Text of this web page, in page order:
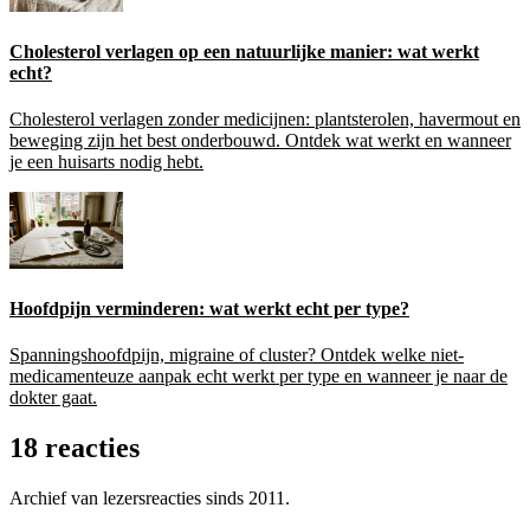
Cholesterol verlagen op een natuurlijke manier: wat werkt
echt?
Cholesterol verlagen zonder medicijnen: plantsterolen, havermout en
beweging zijn het best onderbouwd. Ontdek wat werkt en wanneer
je een huisarts nodig hebt.
Hoofdpijn verminderen: wat werkt echt per type?
Spanningshoofdpijn, migraine of cluster? Ontdek welke niet-
medicamenteuze aanpak echt werkt per type en wanneer je naar de
dokter gaat.
18 reacties
Archief van lezersreacties sinds 2011.